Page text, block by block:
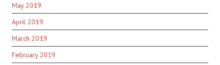
May 2019
April 2019
March 2019
February 2019